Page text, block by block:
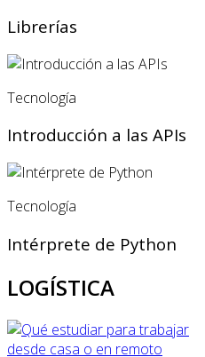
Librerías
Tecnología
Introducción a las APIs
Tecnología
Intérprete de Python
LOGÍSTICA